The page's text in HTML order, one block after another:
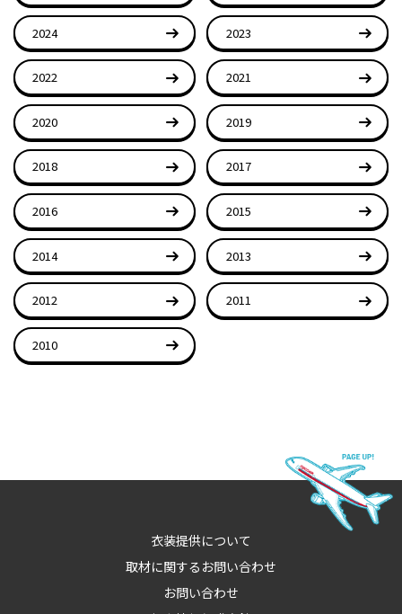
2024 2023
2022 2021
2020 2019
2018 2017
2016 2015
2014 2013
2012 2011
2010
衣装提供について
取材に関するお問い合わせ
お問い合わせ